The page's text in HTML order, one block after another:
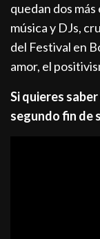
quedan dos
música y DJs,
del Festival en
amor, el
Si quieres
segundo fin de